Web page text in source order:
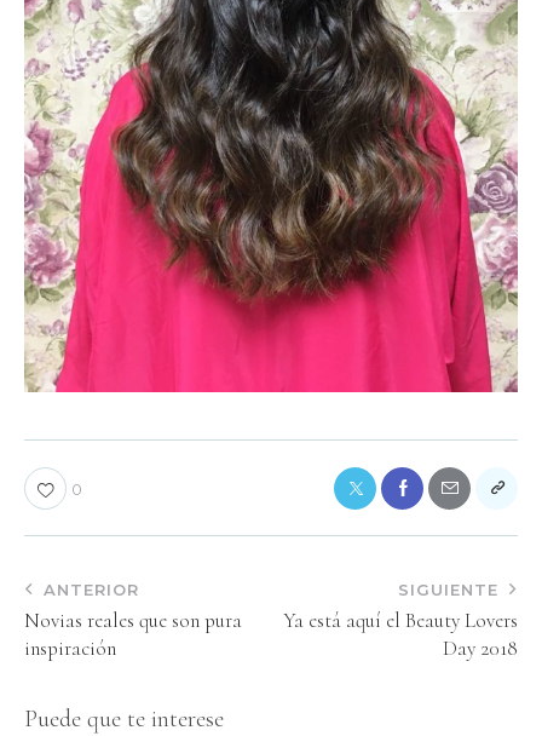
0
ANTERIOR
Novias reales que son pura
inspiración
SIGUIENTE
Ya está aquí el Beauty Lovers
Day 2018
Puede que te interese